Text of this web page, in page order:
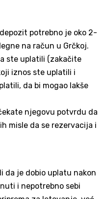
potrebno je oko 2-
na račun u Grčkoj.
ste uplatili (zakačite
iznos ste uplatili i
da bi mogao lakše
njegovu potvrdu da
misle da se rezervacija i
da je dobio uplatu nakon
i nepotrebno sebi